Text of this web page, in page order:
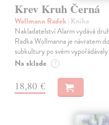
Krev Kruh Černá
Wollmann Radek| Kniha
Nakladatelství Alarm vydává
Radka Wollmanna je návratem
subkultury po svém
Na sklade ?
18,80 €